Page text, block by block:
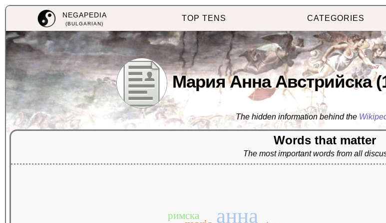
NEGAPEDIA
(BULGARIAN)
TOP TENS CATEGORIES
Мария Анна Австрийска
The hidden information behind the
Words that matter
The most important words from all
анна
римска